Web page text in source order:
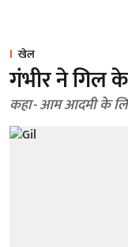
खेल
गंभीर ने गिल
कहा- आम आदमी के